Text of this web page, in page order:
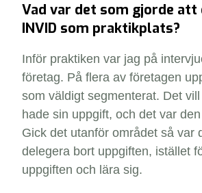
Vad var det som gjorde att
INVID som praktikplats?
Inför praktiken var jag på
företag. På flera av företagen
som väldigt segmenterat. Det
hade sin uppgift, och det var
Gick det utanför området så var
delegera bort uppgiften, istället
uppgiften och lära sig.